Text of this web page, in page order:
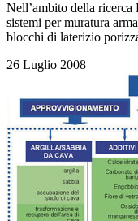
Nell’ambito della
sistemi per muratura
blocchi di laterizio
26 Luglio 2008